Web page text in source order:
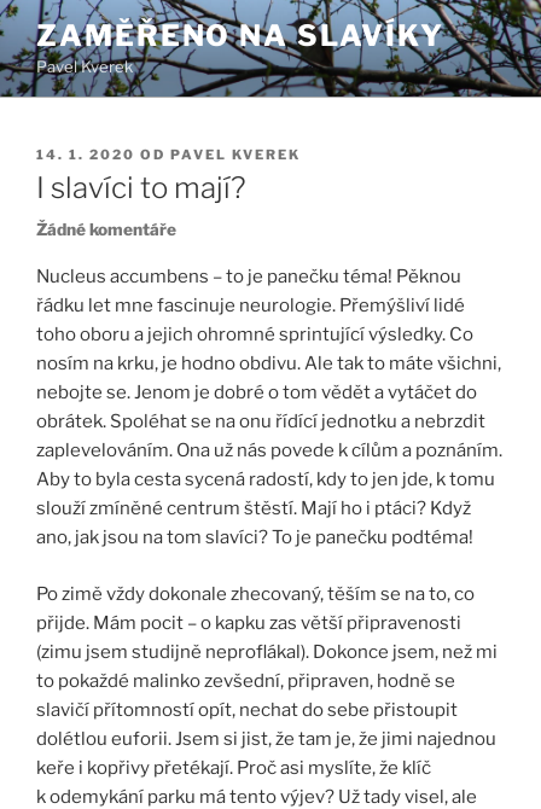
Přejít
k
obsahu
webu
ZAMĚŘENO NA SLAVÍKY
Pavel Kverek
PUBLIKOVÁNO
14. 1. 2020 OD PAVEL KVEREK
I slavíci to mají?
Žádné komentářeu
s
názvem
I
slavíci
to
mají?
Nucleus accumbens – to je panečku téma! Pěknou
řádku let mne fascinuje neurologie. Přemýšliví lidé
toho oboru a jejich ohromné sprintující výsledky. Co
nosím na krku, je hodno obdivu. Ale tak to máte všichni,
nebojte se. Jenom je dobré o tom vědět a vytáčet do
obrátek. Spoléhat se na onu řídící jednotku a nebrzdit
zaplevelováním. Ona už nás povede k cílům a poznáním.
Aby to byla cesta sycená radostí, kdy to jen jde, k tomu
slouží zmíněné centrum štěstí. Mají ho i ptáci? Když
ano, jak jsou na tom slavíci? To je panečku podtéma!
Po zimě vždy dokonale zhecovaný, těším se na to, co
přijde. Mám pocit – o kapku zas větší připravenosti
(zimu jsem studijně neproflákal). Dokonce jsem, než mi
to pokaždé malinko zevšední, připraven, hodně se
slavičí přítomností opít, nechat do sebe přistoupit
dolétlou euforii. Jsem si jist, že tam je, že jimi najednou
keře i kopřivy přetékají. Proč asi myslíte, že klíč
k odemykání parku má tento výjev? Už tady visel, ale